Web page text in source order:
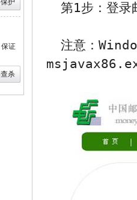
证
第1步：登录
注意：